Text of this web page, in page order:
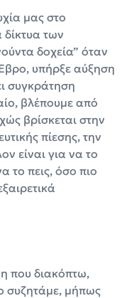
μας στο
των
δοχεία” όταν
Έβρο, υπήρξε αύξηση
συγκράτηση
βλέπουμε από
βρίσκεται στην
πίεσης, την
είναι για να το
το πεις, όσο πιο
που διακόπτω,
συζητάμε, μήπως